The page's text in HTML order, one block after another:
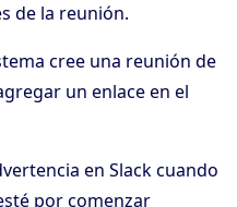
de la reunión.
cree una reunión de
un enlace en el
en Slack cuando
por comenzar